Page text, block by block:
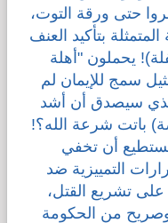
قضايا المعوقين
قضايا الأسرة
مرصد العنف والإعلام
حتى ورقة التوت،
بتأكيد العنف
يحملون "أهلة
سمج للإيمان لم
سيصدق أن أشد
باتت شرعة الله؟!
تستطيع أن تخفي
التمييزية ضد
على تشريع القتل،
وصريح من الحكومة